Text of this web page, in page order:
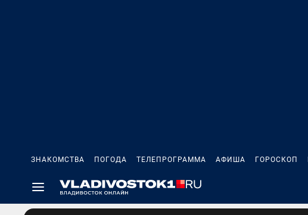
ЗНАКОМСТВА ПОГОДА ТЕЛЕПРОГРАММА АФИША ГОРОСКОП